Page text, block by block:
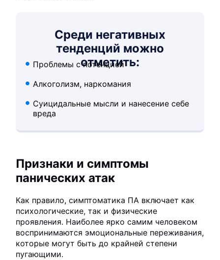
Среди негативных
тенденций можно
отметить:
Проблемы с потенцией
Алкоголизм, наркомания
Суицидальные мысли и нанесение себе
вреда
Признаки и симптомы
панических атак
Как правило, симптоматика ПА включает как
психологические, так и физические
проявления. Наиболее ярко самим человеком
воспринимаются эмоциональные переживания,
которые могут быть до крайней степени
пугающими.